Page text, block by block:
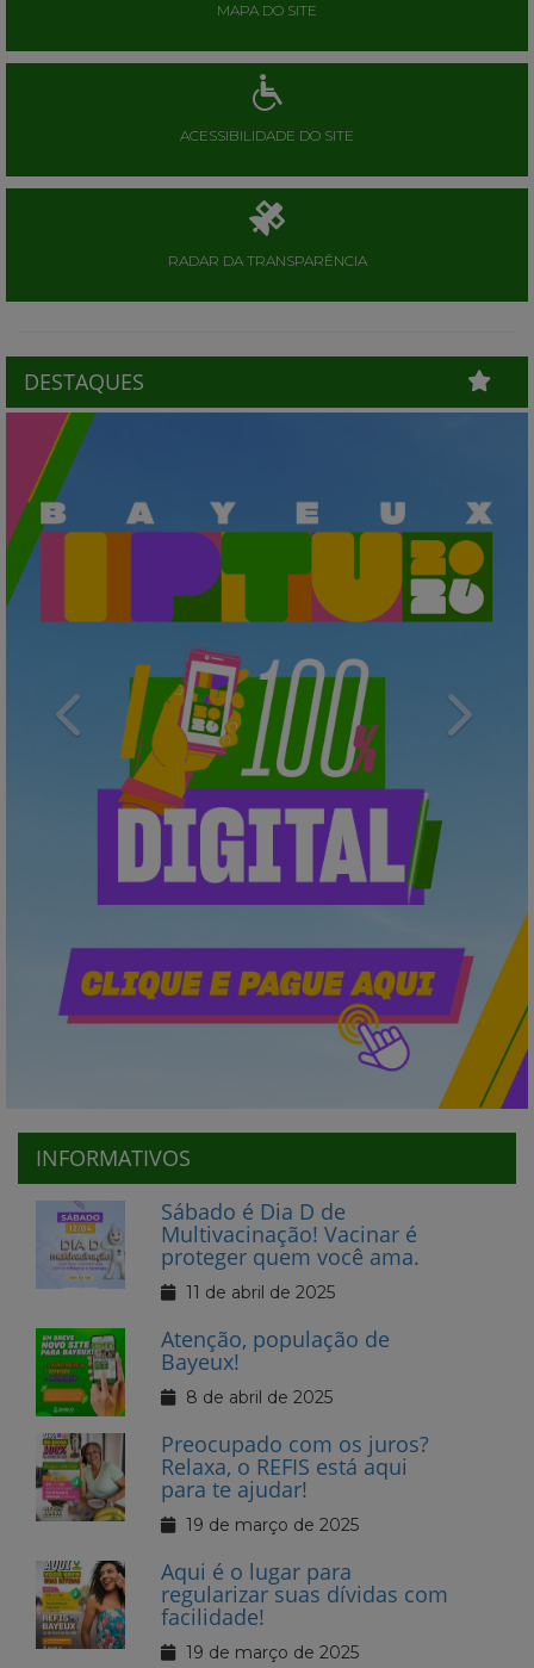
MAPA DO SITE
ACESSIBILIDADE DO SITE
RADAR DA TRANSPARÊNCIA
DESTAQUES
Previous Next
INFORMATIVOS
Sábado é Dia D de
Multivacinação! Vacinar é
proteger quem você ama.
11 de abril de 2025
Atenção, população de
Bayeux!
8 de abril de 2025
Preocupado com os juros?
Relaxa, o REFIS está aqui
para te ajudar!
19 de março de 2025
Aqui é o lugar para
regularizar suas dívidas com
facilidade!
19 de março de 2025